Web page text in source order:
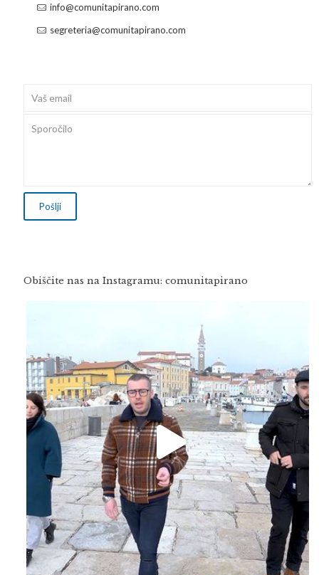
info@comunitapirano.com
segreteria@comunitapirano.com
Obiščite nas na Instagramu: comunitapirano
Feb 16